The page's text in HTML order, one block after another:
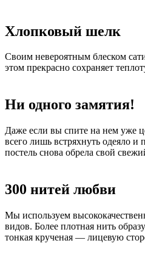
Хлопковый шелк
Своим невероятным блеском
этом прекрасно сохраняет
Ни одного замятия!
Даже если вы спите на нем уже
всего лишь встряхнуть одеяло
постель снова обрела свой
300 нитей любви
Мы используем
видов. Более плотная нить
тонкая крученая — лицевую